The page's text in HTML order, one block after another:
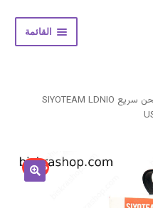
القائمة
كابل شحن سريع SIYOTEAM LDNIO
10% -